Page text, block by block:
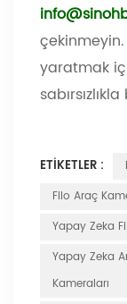
yaratmak
ETIKETLER :
Filo Araç
Yapay Zeka
Yapay Zeka
Kameraları